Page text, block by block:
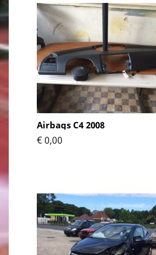
Airbags C4 2008
Prijs
€ 0,00